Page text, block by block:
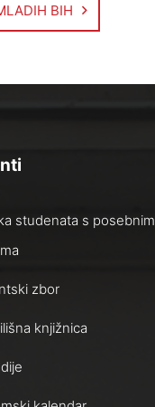
BIH
studenata s posebnim
zbor
knjižnica